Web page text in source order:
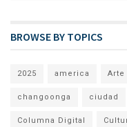
BROWSE BY TOPICS
2025 america Arte
changoonga ciudad
Columna Digital